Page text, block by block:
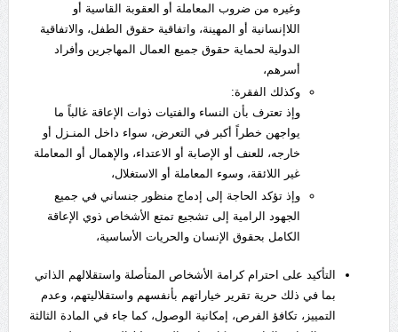
وغيره من ضروب المعاملة أو العقوبة القاسية أو
اللاإنسانية أو المهينة، واتفاقية حقوق الطفل، والاتفاقية
الدولية لحماية حقوق جميع العمال المهاجرين وأفراد
أسرهم،
وكذلك الفقرة:
وإذ تعترف بأن النساء والفتيات ذوات الإعاقة غالباً ما
يواجهن خطراً أكبر في التعرض، سواء داخل المنـزل أو
خارجه، للعنف أو الإصابة أو الاعتداء، والإهمال أو المعاملة
غير اللائقة، وسوء المعاملة أو الاستغلال،
وإذ تؤكد الحاجة إلى إدماج منظور جنساني في جميع
الجهود الرامية إلى تشجيع تمتع الأشخاص ذوي الإعاقة
الكامل بحقوق الإنسان والحريات الأساسية،
التأكيد على احترام كرامة الأشخاص المتأصلة واستقلالهم الذاتي
بما في ذلك حرية تقرير خياراتهم بأنفسهم واستقلاليتهم، وعدم
التمييز، تكافؤ الفرص، إمكانية الوصول، كما جاء في المادة الثالثة